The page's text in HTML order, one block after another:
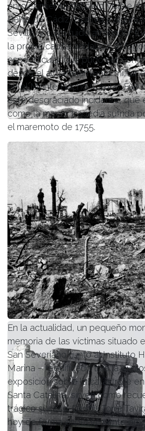
enrojecimiento del cielo visible
Bahía de Cádiz, Huelva y
Sevilla, y cuyo ruido atronador
la propia capital andaluza. El
espectacular que pudo ser
desde el acuartelamiento militar
en el Monte Hacho (Ceuta). Fue
este desgraciado incidente, que
como la mayor tragedia sufrida
el maremoto de 1755.
En la actualidad, un pequeño
memoria de las víctimas situado
San Severiano (junto al Instituto
Marina – reedificado tras la
exposición sobre la catástrofe
Santa Catalina, sirven como
trágico suceso. Desde Torre
hoy de forma especialmente